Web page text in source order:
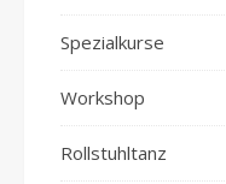
Spezialkurse
Workshop
Rollstuhltanz